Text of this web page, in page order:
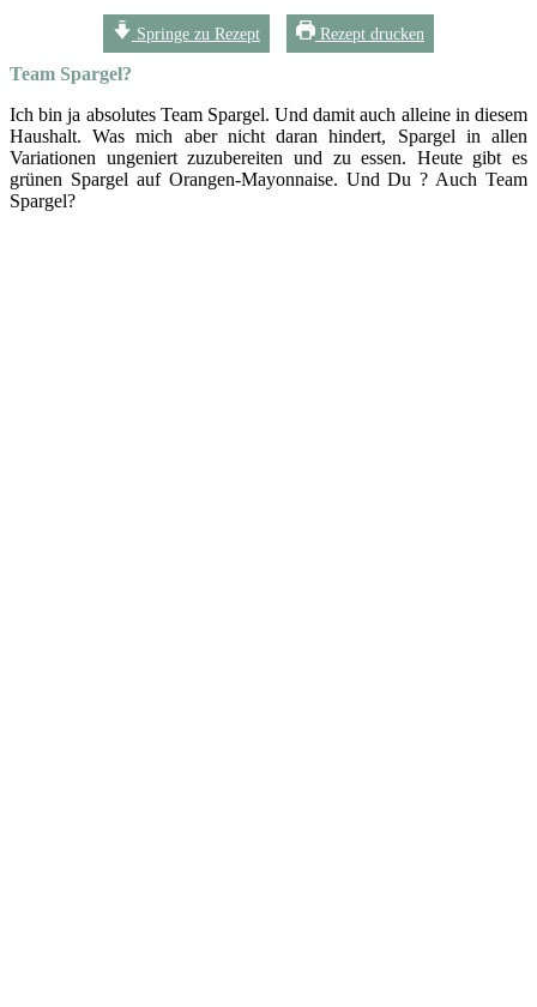
Springe zu Rezept Rezept drucken
Team Spargel?
Ich bin ja absolutes Team Spargel. Und damit auch alleine in diesem
Haushalt. Was mich aber nicht daran hindert, Spargel in allen
Variationen ungeniert zuzubereiten und zu essen. Heute gibt es
grünen Spargel auf Orangen-Mayonnaise. Und Du ? Auch Team
Spargel?